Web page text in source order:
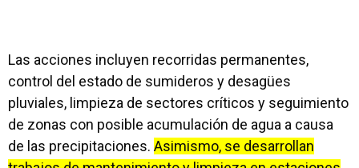
Las acciones incluyen recorridas permanentes,
control del estado de sumideros y desagües
pluviales, limpieza de sectores críticos y seguimiento
de zonas con posible acumulación de agua a causa
de las precipitaciones. Asimismo, se desarrollan